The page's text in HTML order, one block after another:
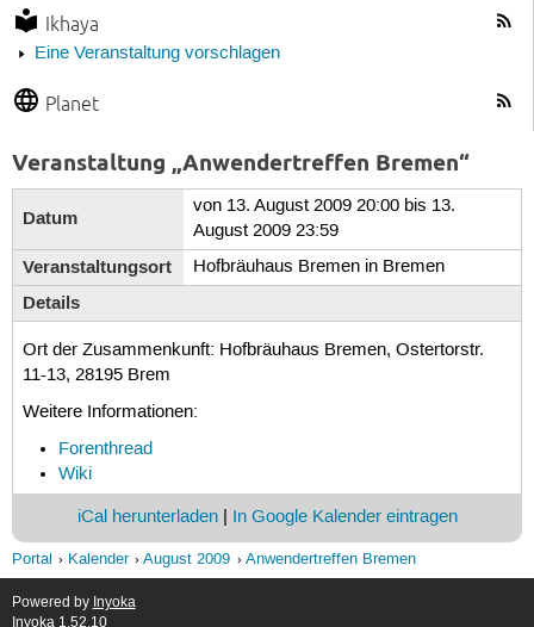
Ikhaya
Eine Veranstaltung vorschlagen
Planet
Veranstaltung „Anwendertreffen Bremen“
Datum
von 13. August 2009 20:00 bis 13.
August 2009 23:59
Veranstaltungsort Hofbräuhaus Bremen in Bremen
Details
Ort der Zusammenkunft: Hofbräuhaus Bremen, Ostertorstr.
11-13, 28195 Brem
Weitere Informationen:
Forenthread
Wiki
iCal herunterladen| In Google Kalender eintragen
Portal Kalender August 2009 Anwendertreffen Bremen
Powered by Inyoka
Inyoka 1.52.10